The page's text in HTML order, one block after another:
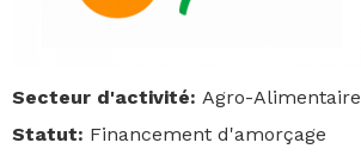
Secteur d'activité: Agro-Alimentaire
Statut: Financement d'amorçage